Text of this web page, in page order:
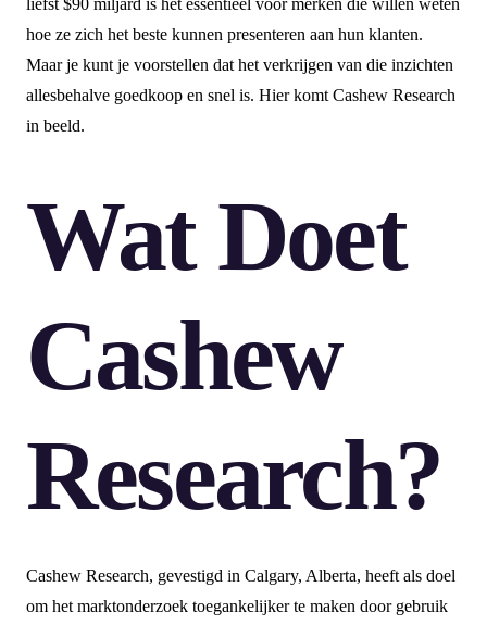
hoe ze zich het beste kunnen presenteren aan hun klanten.
Maar je kunt je voorstellen dat het verkrijgen van die inzichten
allesbehalve goedkoop en snel is. Hier komt Cashew Research
in beeld.
Wat Doet
Cashew
Research?
Cashew Research, gevestigd in Calgary, Alberta, heeft als doel
om het marktonderzoek toegankelijker te maken door gebruik